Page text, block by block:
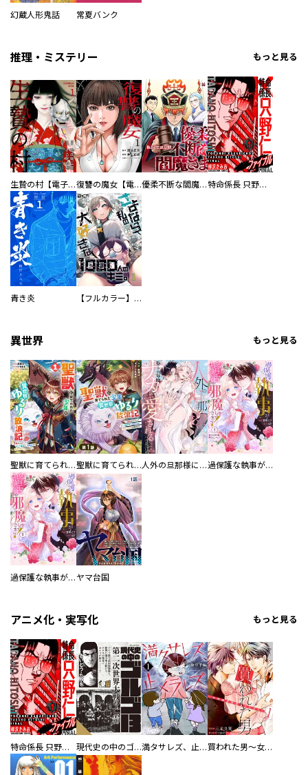
幻蔵人形鬼話 常夏バンク
推理・ミステリー もっと見る
生贄の村【電子単行本版】 復讐の魔女【電子単行本版】 優柔不断な閻魔さま 特命係長 只野仁ファイナル 愛蔵版
青き炎 【フルカラー】さよなら、私の大好きな１０００人のキミ。
異世界 もっと見る
聖獣に育てられた少年の異世界ゆるり放浪記～神様からもらったチート魔法で、仲間たちとスローライフを満喫中～ 聖獣に育てられた少年の異世界ゆるり放浪記～神様からもらったチート魔法で、仲間たちとスローライフを満喫中～【分冊版】 人外の旦那様に娶られ毎晩ナカまで愛される…。アンソロジー 過保護な執事が私の婚活を邪魔してきます！ 分冊版
過保護な執事が私の婚活を邪魔してきます！ ヤマ台国
アニメ化・実写化 もっと見る
特命係長 只野仁ファイナル 愛蔵版 現代史の中のゴルゴ13 満タサレズ、止メラレズ 買われた男～女性限定快感セラピスト～【描き下ろしおまけ付き特装版】